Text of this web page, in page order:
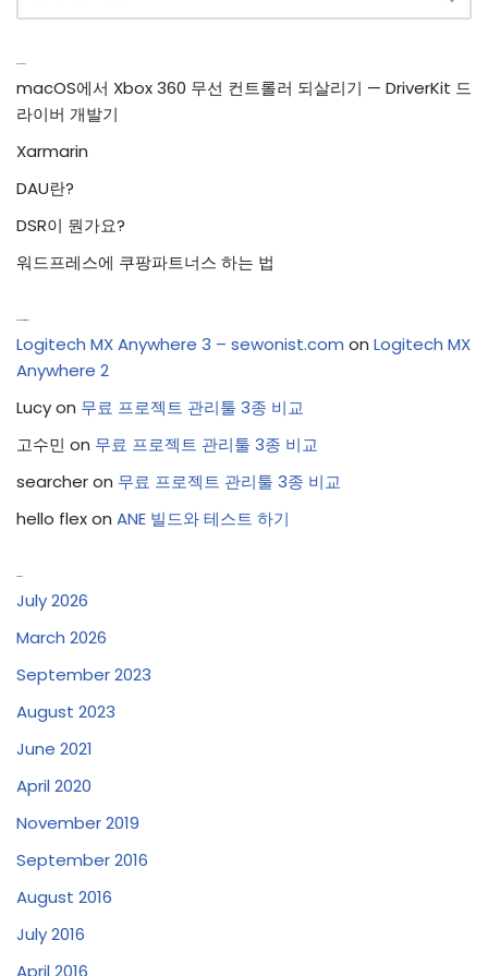
macOS에서 Xbox 360 무선 컨트롤러 되살리기 — DriverKit 드
라이버 개발기
Xarmarin
DAU란?
DSR이 뭔가요?
워드프레스에 쿠팡파트너스 하는 법
Logitech MX Anywhere 3 – sewonist.com on Logitech MX
Anywhere 2
Lucyon 무료 프로젝트 관리툴 3종 비교
고수민 on 무료 프로젝트 관리툴 3종 비교
searcheron 무료 프로젝트 관리툴 3종 비교
hello flexon ANE 빌드와 테스트 하기
July 2026
March 2026
September 2023
August 2023
June 2021
April 2020
November 2019
September 2016
August 2016
July 2016
April 2016